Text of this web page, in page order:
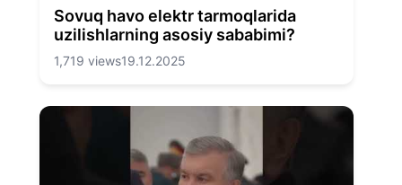
Sovuq havo elektr tarmoqlarida
uzilishlarning asosiy sababimi?
1,719 views19.12.2025